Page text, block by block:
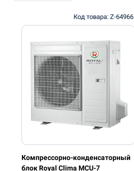
Код товара: Z-64966
Компрессорно-конденсаторный
блок Royal Clima MCU-7